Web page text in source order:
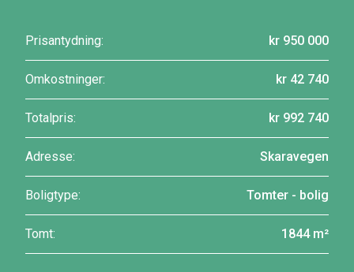
Prisantydning: kr 950 000
Omkostninger: kr 42 740
Totalpris: kr 992 740
Adresse: Skaravegen
Boligtype: Tomter - bolig
Tomt: 1844 m²